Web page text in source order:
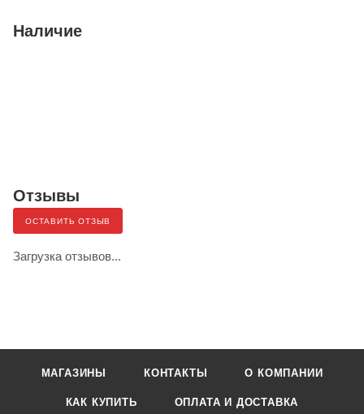
Наличие
Отзывы
ОСТАВИТЬ ОТЗЫВ
Загрузка отзывов...
МАГАЗИНЫ КОНТАКТЫ О КОМПАНИИ
КАК КУПИТЬ ОПЛАТА И ДОСТАВКА